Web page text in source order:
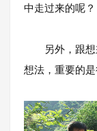
中走过来的呢？
另外，跟想
想法，重要的